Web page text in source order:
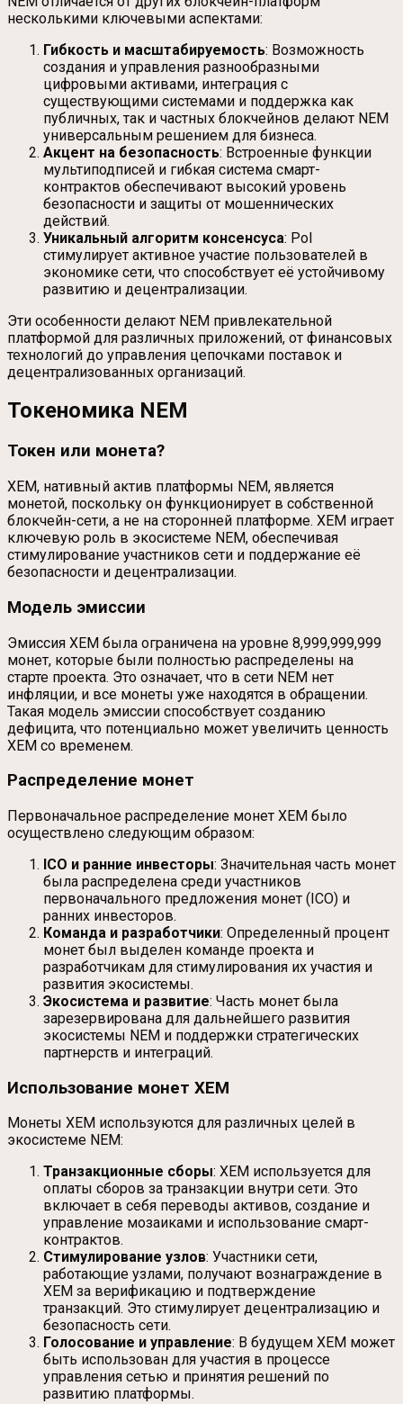
несколькими ключевыми аспектами:
Гибкость и масштабируемость: Возможность
создания и управления разнообразными
цифровыми активами, интеграция с
существующими системами и поддержка как
публичных, так и частных блокчейнов делают NEM
универсальным решением для бизнеса.
Акцент на безопасность: Встроенные функции
мультиподписей и гибкая система смарт-
контрактов обеспечивают высокий уровень
безопасности и защиты от мошеннических
действий.
Уникальный алгоритм консенсуса: PoI
стимулирует активное участие пользователей в
экономике сети, что способствует её устойчивому
развитию и децентрализации.
Эти особенности делают NEM привлекательной
платформой для различных приложений, от финансовых
технологий до управления цепочками поставок и
децентрализованных организаций.
Токеномика NEM
Токен или монета?
XEM, нативный актив платформы NEM, является
монетой, поскольку он функционирует в собственной
блокчейн-сети, а не на сторонней платформе. XEM играет
ключевую роль в экосистеме NEM, обеспечивая
стимулирование участников сети и поддержание её
безопасности и децентрализации.
Модель эмиссии
Эмиссия XEM была ограничена на уровне 8,999,999,999
монет, которые были полностью распределены на
старте проекта. Это означает, что в сети NEM нет
инфляции, и все монеты уже находятся в обращении.
Такая модель эмиссии способствует созданию
дефицита, что потенциально может увеличить ценность
XEM со временем.
Распределение монет
Первоначальное распределение монет XEM было
осуществлено следующим образом:
ICO и ранние инвесторы: Значительная часть монет
была распределена среди участников
первоначального предложения монет (ICO) и
ранних инвесторов.
Команда и разработчики: Определенный процент
монет был выделен команде проекта и
разработчикам для стимулирования их участия и
развития экосистемы.
Экосистема и развитие: Часть монет была
зарезервирована для дальнейшего развития
экосистемы NEM и поддержки стратегических
партнерств и интеграций.
Использование монет XEM
Монеты XEM используются для различных целей в
экосистеме NEM:
Транзакционные сборы: XEM используется для
оплаты сборов за транзакции внутри сети. Это
включает в себя переводы активов, создание и
управление мозаиками и использование смарт-
контрактов.
Стимулирование узлов: Участники сети,
работающие узлами, получают вознаграждение в
XEM за верификацию и подтверждение
транзакций. Это стимулирует децентрализацию и
безопасность сети.
Голосование и управление: В будущем XEM может
быть использован для участия в процессе
управления сетью и принятия решений по
развитию платформы.